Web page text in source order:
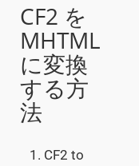
CF2 を
MHTML
に変換
する方
法
CF2 to